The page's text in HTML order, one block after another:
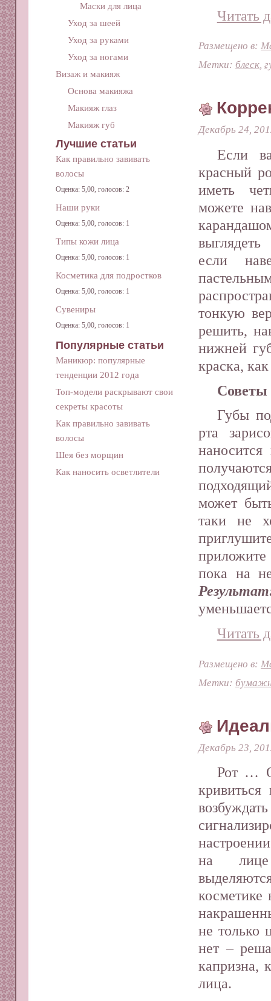
Читать
Размещено в:
Метки: блеск,
Декабрь 24,
Если
красный
иметь
можете
выглядеть
если
тонкую
решить,
нижней
краска,
Советы
Губы
рта
может
таки не
пока на
Читать
Размещено в:
Метки:
Декабрь 23,
Рот …
кривиться
на
не только
нет –
капризна,
лица.
Маски для лица
Уход за шеей
Уход за руками
Уход за ногами
Визаж и макияж
Основа макияжа
Макияж глаз
Макияж губ
Лучшие статьи
Как правильно завивать
волосы
Оценка: 5,00, голосов: 2
Наши руки
Оценка: 5,00, голосов: 1
Типы кожи лица
Оценка: 5,00, голосов: 1
Косметика для подростков
Оценка: 5,00, голосов: 1
Сувениры
Оценка: 5,00, голосов: 1
Популярные статьи
Маникюр: популярные
тенденции 2012 года
Топ-модели раскрывают свои
секреты красоты
Как правильно завивать
волосы
Шея без морщин
Как наносить осветлители